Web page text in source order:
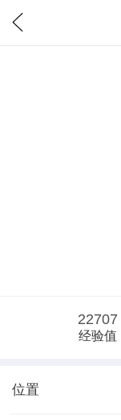
22707
经验值
位置